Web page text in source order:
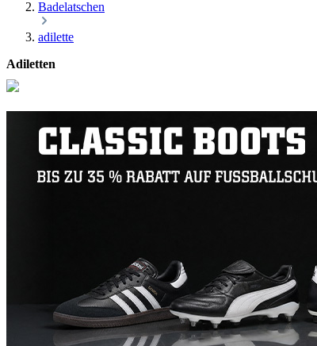
Badelatschen
adilette
Adiletten